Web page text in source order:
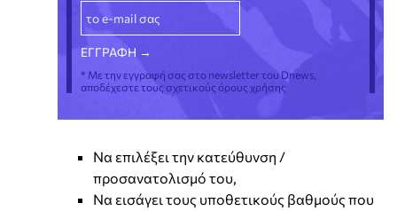
* Με την εγγραφή σας στο newsletter του Dnews,
αποδέχεστε τους σχετικούς όρους χρήσης
Να επιλέξει την κατεύθυνση /
προσανατολισμό του,
Να εισάγει τους υποθετικούς βαθμούς που